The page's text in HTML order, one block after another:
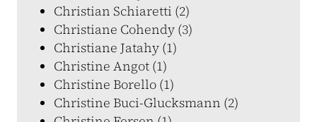
Christian Schiaretti (2)
Christiane Cohendy (3)
Christiane Jatahy (1)
Christine Angot (1)
Christine Borello (1)
Christine Buci-Glucksmann (2)